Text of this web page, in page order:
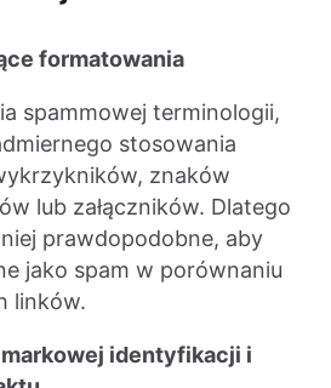
formatowania
spammowej terminologii,
stosowania
znaków
lub załączników. Dlatego
prawdopodobne, aby
jako spam w porównaniu
linków.
identyfikacji i